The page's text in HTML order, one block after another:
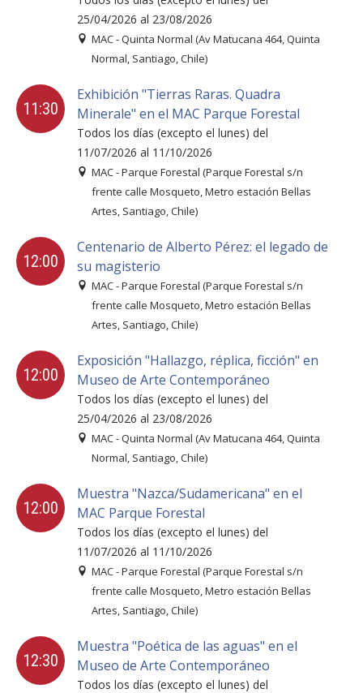
25/04/2026 al 23/08/2026
MAC - Quinta Normal (Av Matucana 464, Quinta
Normal, Santiago, Chile)
11:30
Exhibición "Tierras Raras. Quadra
Minerale" en el MAC Parque Forestal
Todos los días (excepto el lunes) del
11/07/2026 al 11/10/2026
MAC - Parque Forestal (Parque Forestal s/n
frente calle Mosqueto, Metro estación Bellas
Artes, Santiago, Chile)
12:00
Centenario de Alberto Pérez: el legado de
su magisterio
MAC - Parque Forestal (Parque Forestal s/n
frente calle Mosqueto, Metro estación Bellas
Artes, Santiago, Chile)
12:00
Exposición "Hallazgo, réplica, ficción" en
Museo de Arte Contemporáneo
Todos los días (excepto el lunes) del
25/04/2026 al 23/08/2026
MAC - Quinta Normal (Av Matucana 464, Quinta
Normal, Santiago, Chile)
12:00
Muestra "Nazca/Sudamericana" en el
MAC Parque Forestal
Todos los días (excepto el lunes) del
11/07/2026 al 11/10/2026
MAC - Parque Forestal (Parque Forestal s/n
frente calle Mosqueto, Metro estación Bellas
Artes, Santiago, Chile)
12:30
Muestra "Poética de las aguas" en el
Museo de Arte Contemporáneo
Todos los días (excepto el lunes) del